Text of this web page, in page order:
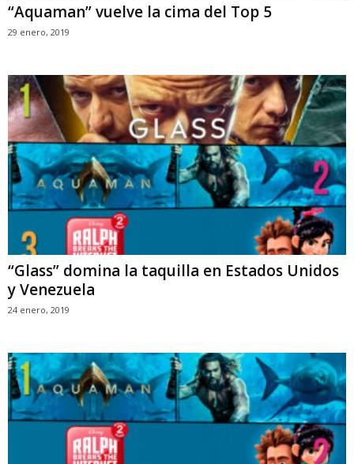
“Aquaman” vuelve la cima del Top 5
29 enero, 2019
“Glass” domina la taquilla en Estados Unidos
y Venezuela
24 enero, 2019